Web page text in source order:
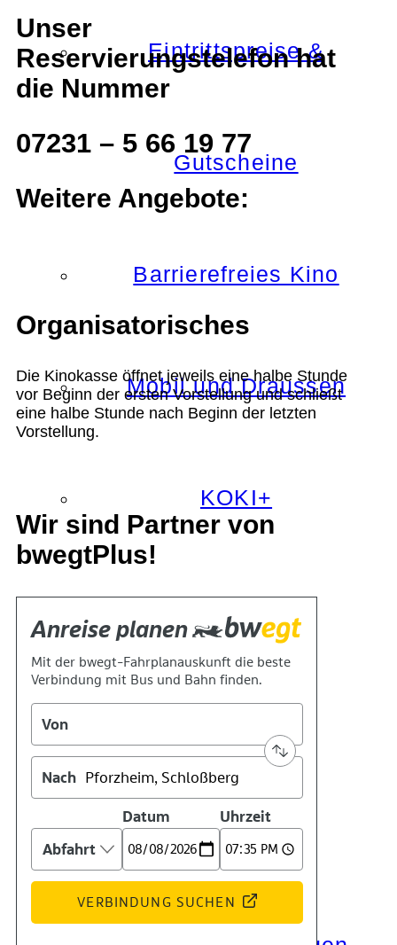
Eintrittspreise &
Gutscheine
Barrierefreies Kino
Mobil und Draussen
KOKI+
Das Team
Unser
Reservierungstelefon hat
die Nummer
07231 – 5 66 19 77
Weitere Angebote:
Organisatorisches
Die Kinokasse öffnet jeweils eine halbe Stunde
vor Beginn der ersten Vorstellung und schließt
eine halbe Stunde nach Beginn der letzten
Vorstellung.
Wir sind Partner von
bwegtPlus!